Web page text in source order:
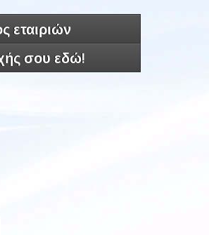
εταιριών
σου εδώ!